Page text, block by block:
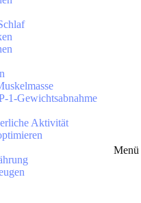
Menü
1-Gewichtsabnahme
Aktivität